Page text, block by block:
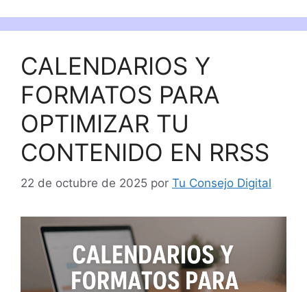
CALENDARIOS Y
FORMATOS PARA
OPTIMIZAR TU
CONTENIDO EN RRSS
22 de octubre de 2025 por Tu Consejo Digital